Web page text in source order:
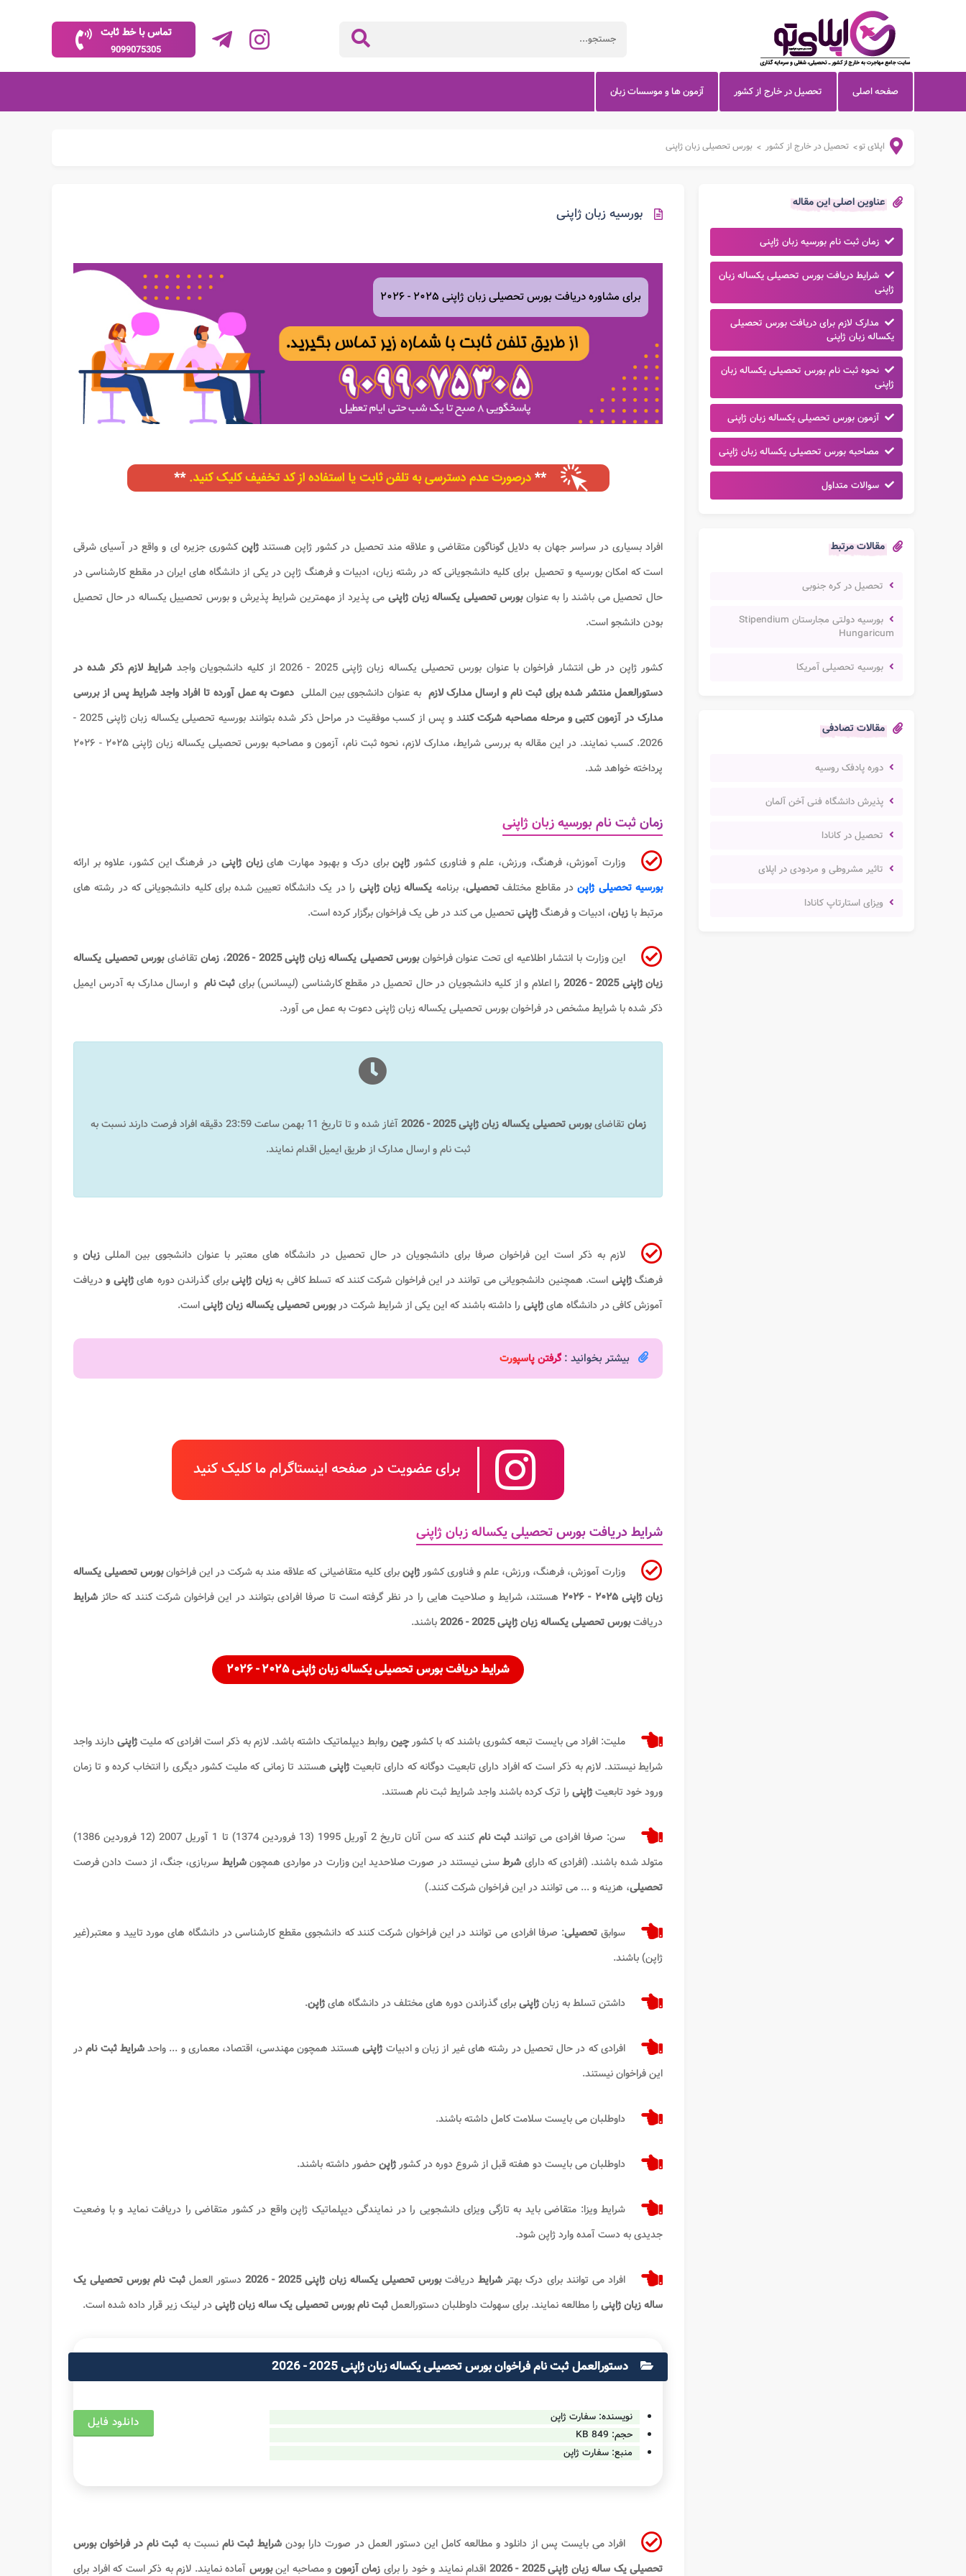
تماس با خط ثابت
9099075305
صفحه اصلی تحصیل در خارج از کشور آزمون ها و موسسات زبان
اپلای تو> تحصیل در خارج از کشور > بورس تحصیلی زبان ژاپنی
عناوین اصلی این مقاله
زمان ثبت نام بورسیه زبان ژاپنی
شرایط دریافت بورس تحصیلی یکساله زبان
ژاپنی
مدارک لازم برای دریافت بورس تحصیلی
یکساله زبان ژاپنی
نحوه ثبت نام بورس تحصیلی یکساله زبان
ژاپنی
آزمون بورس تحصیلی یکساله زبان ژاپنی
مصاحبه بورس تحصیلی یکساله زبان ژاپنی
سوالات متداول
مقالات مرتبط
تحصیل در کره جنوبی
بورسیه دولتی مجارستان Stipendium
Hungaricum
بورسیه تحصیلی آمریکا
مقالات تصادفی
دوره پادفک روسیه
پذیرش دانشگاه فنی آخن آلمان
تحصیل در کانادا
تاثیر مشروطی و مردودی در اپلای
ویزای استارتاپ کانادا
بورسیه زبان ژاپنی
برای مشاوره دریافت بورس تحصیلی زبان ژاپنی ۲۰۲۵ - ۲۰۲۶
افراد بسیاری در سراسر جهان به دلایل گوناگون متقاضی و علاقه مند تحصیل در کشور ژاپن هستندژاپنکشوری جزیره ای و واقع در آسیای شرقی
است که امکان بورسیه و تحصیل برای کلیه دانشجویانی که در رشته زبان، ادبیات و فرهنگ ژاپن در یکی از دانشگاه های ایران در مقطع کارشناسی در
حال تحصیل می باشند را به عنوانبورس تحصیلی یکساله زبان ژاپنیمی پذیرد از مهمترین شرایط پذیرش و بورس تحصییل یکساله در حال تحصیل
بودن دانشجو است.
کشور ژاپن در طی انتشار فراخوان با عنوان بورس تحصیلی یکساله زبان ژاپنی 2025 - 2026 از کلیه دانشجویان واجد شرایط لازم ذکر شده در
دستورالعمل منتشر شده برای ثبت نام و ارسال مدارک لازم به عنوان دانشجوی بین المللی دعوت به عمل آورده تا افراد واجد شرایط پس از بررسی
مدارک در آزمون کتبی و مرحله مصاحبه شرکت کنن
د و پس از کسب موفقیت در مراحل ذکر شده بتوانند بورسیه تحصیلی یکساله زبان ژاپنی 2025 -
2026. کسب نمایند. در این مقاله به بررسی شرایط، مدارک لازم، نحوه ثبت نام، آزمون و مصاحبه بورس تحصیلی یکساله زبان ژاپنی ۲۰۲۵ - ۲۰۲۶
پرداخته خواهد شد.
زمان ثبت نام بورسیه زبان ژاپنی
وزارت آموزش، فرهنگ، ورزش، علم و فناوری کشور ژاپنبرای درک و بهبود مهارت هایزبان ژاپنی در فرهنگ این کشور، علاوه بر ارائه
بورسیه تحصیلی ژاپن در مقاطع مختلفتحصیلی، برنامه یکساله زبان ژاپنی را در یک دانشگاه تعیین شده برای کلیه دانشجویانی که در رشته های
مرتبط با زبان، ادبیات و فرهنگژاپنی تحصیل می کند در طی یک فراخوان برگزار کرده است.
این وزارت با انتشار اطلاعیه ای تحت عنوان فراخوانبورس تحصیلی یکساله زبان ژاپنی 2025 - 2026 ، زمانتقاضایبورس تحصیلی یکساله
زبان ژاپنی 2025 - 2026
را اعلام و از کلیه دانشجویان در حال تحصیل در مقطع کارشناسی (لیسانس) برای ثبت نام و ارسال مدارک به آدرس ایمیل
ذکر شده با شرایط مشخص در فراخوان بورس تحصیلی یکساله زبان ژاپنی دعوت به عمل می آورد.
زمان تقاضایبورس تحصیلی یکساله زبان ژاپنی 2025 - 2026
آغاز شده و تا تاریخ 11 بهمن ساعت 23:59 دقیقه افراد فرصت دارند نسبت به
ثبت نام و ارسال مدارک از طریق ایمیل اقدام نمایند.
لازم به ذکر است این فراخوان صرفا برای دانشجویان در حال تحصیل در دانشگاه های معتبر با عنوان دانشجوی بین المللی زبانو
فرهنگژاپنی است. همچنین دانشجویانی می توانند در این فراخوان شرکت کنند که تسلط کافی بهزبان ژاپنیبرای گذراندن دوره هایژاپنی ودریافت
آموزش کافی در دانشگاه هایژاپنی را داشته باشند که این یکی از شرایط شرکت دربورس تحصیلی یکساله زبان ژاپنیاست.
بیشتر بخوانید : گرفتن پاسپورت
برای عضویت در صفحه اینستاگرام ما کلیک کنید
شرایط دریافت بورس تحصیلی یکساله زبان ژاپنی
وزارت آموزش، فرهنگ، ورزش، علم و فناوری کشورژاپنبرای کلیه متقاضیانی که علاقه مند به شرکت در این فراخوانبورس تحصیلی یکساله
زبان ژاپنی ۲۰۲۵ - ۲۰۲۶
هستند، شرایط و صلاحیت هایی را در نظر گرفته است تا صرفا افرادی بتوانند در این فراخوان شرکت کنند که حائز شرایط
دریافتبورس تحصیلی یکساله زبان ژاپنی 2025 - 2026 باشند.
شرایط دریافت بورس تحصیلی یکساله زبان ژاپنی ۲۰۲۵ - ۲۰۲۶
ملیت: افراد می بایست تبعه کشوری باشند که با کشورچین روابط دیپلماتیک داشته باشد. لازم به ذکر است افرادی که ملیتژاپنیدارند واجد
شرایط نیستند. لازم به ذکر است که افراد دارای تابعیت دوگانه که دارای تابعیت ژاپنیهستند تا زمانی که ملیت کشور دیگری را انتخاب کرده و تا زمان
ورود خود تابعیتژاپنی را ترک کرده باشند واجد شرایط ثبت نام هستند.
سن: صرفا افرادی می توانندثبت نام
کنند که سن آنان تاریخ 2 آوریل 1995 (13 فروردین 1374) تا 1 آوریل 2007 (12 فروردین 1386)
متولد شده باشند. (افرادی که دارای شرطسنی نیستند در صورت صلاحدید این وزارت در مواردی همچونشرایط سربازی، جنگ، از دست دادن فرصت
تحصیلی، هزینه و ... می توانند در این فراخوان شرکت کنند.)
سوابق تحصیلی: صرفا افرادی می توانند در این فراخوان شرکت کنند که دانشجوی مقطع کارشناسی در دانشگاه های مورد تایید و معتبر(غیر
ژاپن) باشند.
داشتن تسلط به زبانژاپنیبرای گذراندن دوره های مختلف در دانشگاه هایژاپن.
افرادی که در حال تحصیل در رشته های غیر از زبان و ادبیات ژاپنیهستند همچون مهندسی، اقتصاد، معماری و ... واحدشرایط ثبت نامدر
این فراخوان نیستند.
داوطلبان می بایست سلامت کامل داشته باشند.
داوطلبان می بایست دو هفته قبل از شروع دوره در کشورژاپنحضور داشته باشند.
شرایط ویزا: متقاضی باید به تازگی ویزای دانشجویی را در نمایندگی دیپلماتیک ژاپن واقع در کشور متقاضی را دریافت نماید و با وضعیت
جدیدی به دست آمده وارد ژاپن شود.
افراد می توانند برای درک بهتر شرایطدریافتبورس تحصیلی یکساله زبان ژاپنی 2025 - 2026 دستور العملثبت نام بورس تحصیلی یک
ساله زبان ژاپنی را مطالعه نمایند. برای سهولت داوطلبان دستورالعملثبت نام بورس تحصیلی یک ساله زبان ژاپنیدر لینک زیر قرار داده شده است.
دستورالعمل ثبت نام فراخوان بورس تحصیلی یکساله زبان ژاپنی 2025 - 2026
نویسنده: سفارت ژاپن
حجم: 849 KB
منبع: سفارت ژاپن
دانلود فایل
افراد می بایست پس از دانلود و مطالعه کامل این دستور العمل در صورت دارا بودن شرایط ثبت نام نسبت به ثبت نام در فراخوان بورس
تحصیلی یک ساله زبان ژاپنی 2025 - 2026
اقدام نمایند و خود را برای زمان آزمون و مصاحبه اینبورس آماده نمایند. لازم به ذکر است که افراد برای